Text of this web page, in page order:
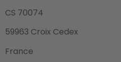
CS 70074
59963 Croix Cedex
France